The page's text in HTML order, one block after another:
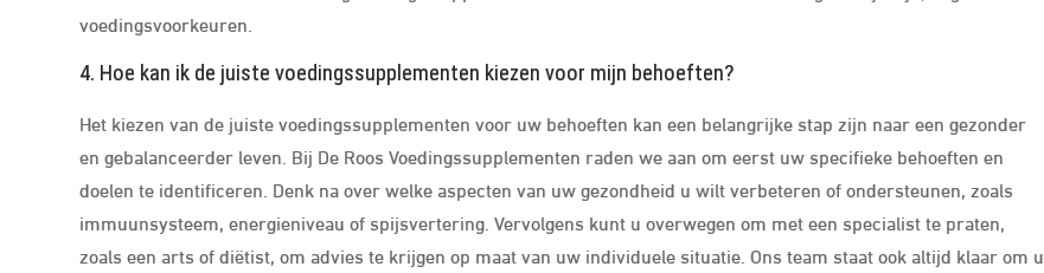
voedingsvoorkeuren.
4. Hoe kan ik de juiste voedingssupplementen kiezen voor mijn behoeften?
Het kiezen van de juiste voedingssupplementen voor uw behoeften kan een belangrijke stap zijn naar een gezonder
en gebalanceerder leven. Bij De Roos Voedingssupplementen raden we aan om eerst uw specifieke behoeften en
doelen te identificeren. Denk na over welke aspecten van uw gezondheid u wilt verbeteren of ondersteunen, zoals
immuunsysteem, energieniveau of spijsvertering. Vervolgens kunt u overwegen om met een specialist te praten,
zoals een arts of diëtist, om advies te krijgen op maat van uw individuele situatie. Ons team staat ook altijd klaar om u